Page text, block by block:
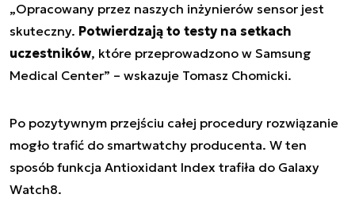
„Opracowany przez naszych inżynierów sensor jest
skuteczny. Potwierdzają to testy na setkach
uczestników, które przeprowadzono w Samsung
Medical Center” – wskazuje Tomasz Chomicki.
Po pozytywnym przejściu całej procedury rozwiązanie
mogło trafić do smartwatchy producenta. W ten
sposób funkcja Antioxidant Index trafiła do Galaxy
Watch8.